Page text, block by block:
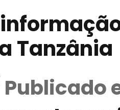
Tanzânia